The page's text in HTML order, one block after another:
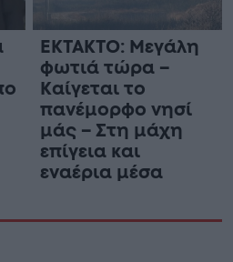
ΕΚΤΑΚΤΟ: Μεγάλη
φωτιά τώρα –
Καίγεται το
πανέμορφο νησί
μάς – Στη μάχη
επίγεια και
εναέρια μέσα